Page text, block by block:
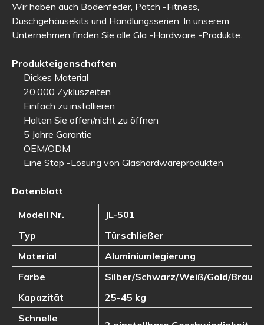
Wir haben auch Bodenfeder, Patch -Fitness,
Duschgehäusekits und Handlungsserien. In unserem
Unternehmen finden Sie alle Gla -Hardware -Produkte.
Produkteigenschaften
Dickes Material
20.000 Zykluszeiten
Einfach zu installieren
Halten Sie offen/nicht zu öffnen
5 Jahre Garantie
OEM/ODM
Eine Stop -Lösung von Glashardwareprodukten
Datenblatt
Modell Nr.
JL-501
Typ
Türschließer
Material
Aluminiumlegierung
Farbe
Silber/Schwarz/Weiß/Gold/Braun
Kapazität
25-45 kg
Schnelle